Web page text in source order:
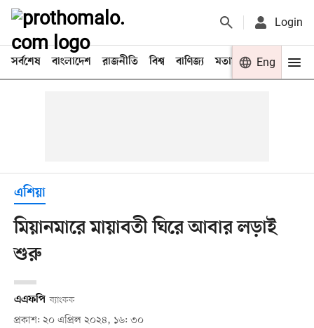
Login
সর্বশেষ বাংলাদেশ রাজনীতি বিশ্ব বাণিজ্য মতামত খেলা
Eng
এশিয়া
মিয়ানমারে মায়াবতী ঘিরে আবার লড়াই
শুরু
এএফপি ব্যাংকক
প্রকাশ: ২০ এপ্রিল ২০২৪, ১৬: ৩০